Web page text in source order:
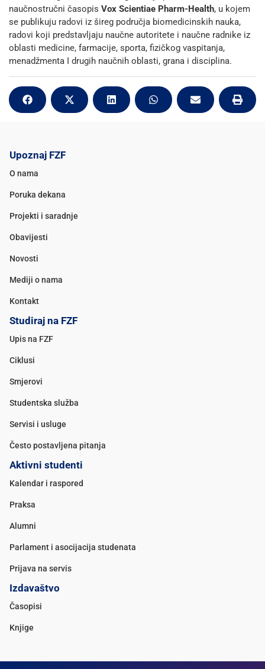
naučnostručni časopisVox Scientiae Pharm-Health, u kojem
se publikuju radovi iz šireg područja biomedicinskih nauka,
radovi koji predstavljaju naučne autoritete i naučne radnike iz
oblasti medicine, farmacije, sporta, fizičkog vaspitanja,
menadžmenta I drugih naučnih oblasti, grana i disciplina.
Upoznaj FZF
O nama
Poruka dekana
Projekti i saradnje
Obavijesti
Novosti
Mediji o nama
Kontakt
Studiraj na FZF
Upis na FZF
Ciklusi
Smjerovi
Studentska služba
Servisi i usluge
Često postavljena pitanja
Aktivni studenti
Kalendar i raspored
Praksa
Alumni
Parlament i asocijacija studenata
Prijava na servis
Izdavaštvo
Časopisi
Knjige